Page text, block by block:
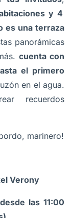
y 4
es una terraza
panorámicas
cuenta con
el primero
en el agua.
recuerdos
marinero!
Verony
las 11:00